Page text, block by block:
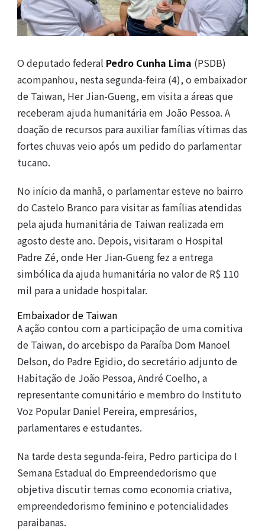
O deputado federal Pedro Cunha Lima (PSDB)
acompanhou, nesta segunda-feira (4), o embaixador
de Taiwan, Her Jian-Gueng, em visita a áreas que
receberam ajuda humanitária em João Pessoa. A
doação de recursos para auxiliar famílias vítimas das
fortes chuvas veio após um pedido do parlamentar
tucano.
No início da manhã, o parlamentar esteve no bairro
do Castelo Branco para visitar as famílias atendidas
pela ajuda humanitária de Taiwan realizada em
agosto deste ano. Depois, visitaram o Hospital
Padre Zé, onde Her Jian-Gueng fez a entrega
simbólica da ajuda humanitária no valor de R$ 110
mil para a unidade hospitalar.
Embaixador de Taiwan
A ação contou com a participação de uma comitiva
de Taiwan, do arcebispo da Paraíba Dom Manoel
Delson, do Padre Egidio, do secretário adjunto de
Habitação de João Pessoa, André Coelho, a
representante comunitário e membro do Instituto
Voz Popular Daniel Pereira, empresários,
parlamentares e estudantes.
Na tarde desta segunda-feira, Pedro participa do I
Semana Estadual do Empreendedorismo que
objetiva discutir temas como economia criativa,
empreendedorismo feminino e potencialidades
paraibanas.